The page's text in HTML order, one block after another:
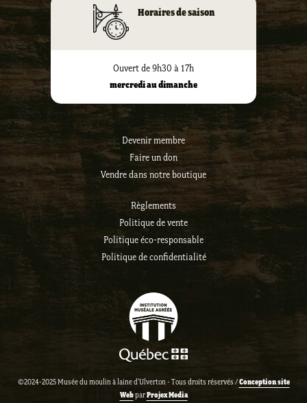
Horaires de saison
Ouvert de 9h30 à 17h
mercredi au dimanche
Devenir membre
Faire un don
Vendre dans notre boutique
Règlements
Politique de vente
Politique éco-responsable
Politique de confidentialité
©2024-2025 Musée du moulin à laine d'Ulverton - Tous droits réservés /Conception site
WebparProjex Media